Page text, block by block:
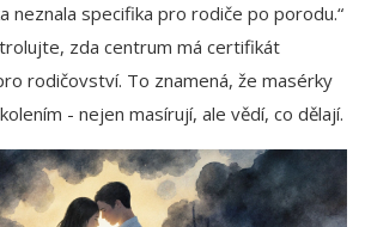
neznala specifika pro rodiče po porodu.“
zda centrum má certifikát
rodičovství. To znamená, že masérky
- nejen masírují, ale vědí, co dělají.